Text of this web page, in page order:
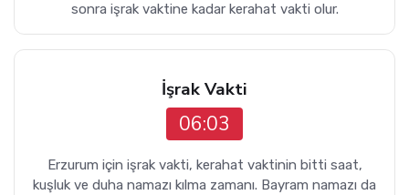
sonra işrak vaktine kadar kerahat vakti olur.
İşrak Vakti
06:03
Erzurum için işrak vakti, kerahat vaktinin bitti saat,
kuşluk ve duha namazı kılma zamanı. Bayram namazı da